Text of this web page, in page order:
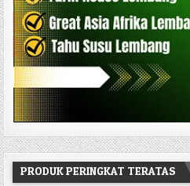
PRODUK PERINGKAT TERATAS